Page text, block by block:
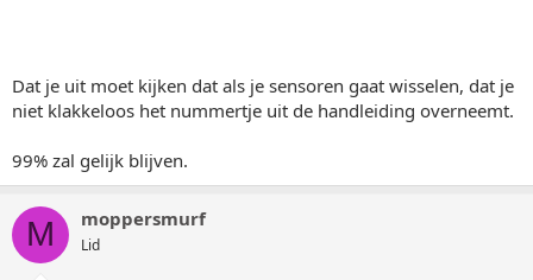
Dat je uit moet kijken dat als je sensoren gaat wisselen, dat je
niet klakkeloos het nummertje uit de handleiding overneemt.
99% zal gelijk blijven.
M moppersmurf
Lid